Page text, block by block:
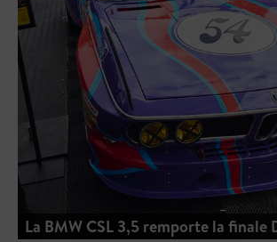
La BMW CSL 3,5 remporte la finale